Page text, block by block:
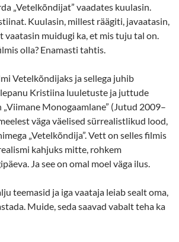
„Vetelkõndijat” vaadates kuulasin.
Kuulasin, millest räägiti, javaatasin,
muidugi ka, et mis tuju tal on.
olla? Enamasti tahtis.
Vetelkõndijaks ja sellega juhib
Kristiina luuletuste ja juttude
„Viimane Monogaamlane” (Jutud 2009–
väga väelised sürrealistlikud lood,
„Vetelkõndija”. Vett on selles filmis
kahjuks mitte, rohkem
Ja see on omal moel väga ilus.
teemasid ja iga vaataja leiab sealt oma,
Muide, seda saavad vabalt teha ka